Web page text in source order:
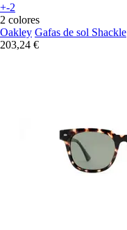
+-2
2 colores
Oakley Gafas de sol Shackle
203,24 €